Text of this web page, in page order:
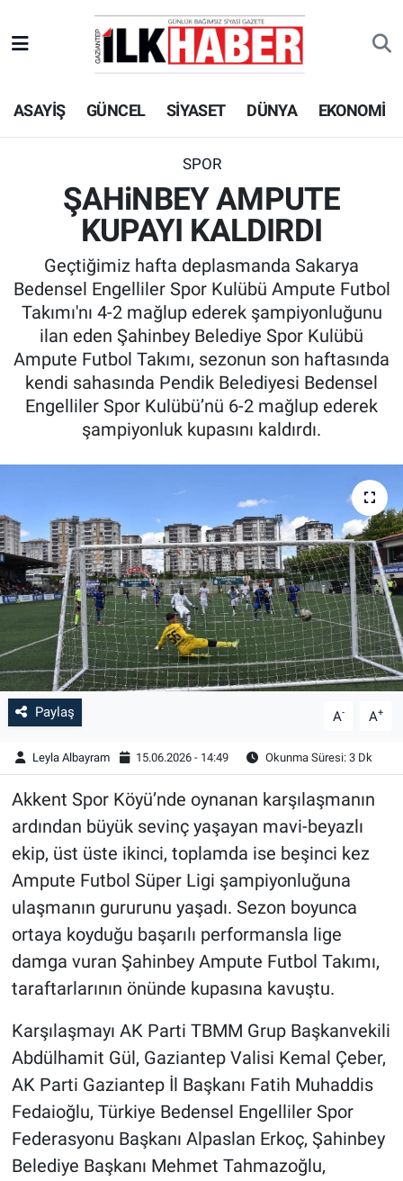
ASAYİŞ GÜNCEL SİYASET DÜNYA EKONOMİ
SPOR
ŞAHiNBEY AMPUTE
KUPAYI KALDIRDI
Geçtiğimiz hafta deplasmanda Sakarya
Bedensel Engelliler Spor Kulübü Ampute Futbol
Takımı'nı 4-2 mağlup ederek şampiyonluğunu
ilan eden Şahinbey Belediye Spor Kulübü
Ampute Futbol Takımı, sezonun son haftasında
kendi sahasında Pendik Belediyesi Bedensel
Engelliler Spor Kulübü’nü 6-2 mağlup ederek
şampiyonluk kupasını kaldırdı.
Paylaş A- A+
Leyla Albayram 15.06.2026 - 14:49 Okunma Süresi: 3 Dk
Akkent Spor Köyü’nde oynanan karşılaşmanın
ardından büyük sevinç yaşayan mavi-beyazlı
ekip, üst üste ikinci, toplamda ise beşinci kez
Ampute Futbol Süper Ligi şampiyonluğuna
ulaşmanın gururunu yaşadı. Sezon boyunca
ortaya koyduğu başarılı performansla lige
damga vuran Şahinbey Ampute Futbol Takımı,
taraftarlarının önünde kupasına kavuştu.
Karşılaşmayı AK Parti TBMM Grup Başkanvekili
Abdülhamit Gül, Gaziantep Valisi Kemal Çeber,
AK Parti Gaziantep İl Başkanı Fatih Muhaddis
Fedaioğlu, Türkiye Bedensel Engelliler Spor
Federasyonu Başkanı Alpaslan Erkoç, Şahinbey
Belediye Başkanı Mehmet Tahmazoğlu,
EKONOMİ
SİYASET
SPOR
ASAYİŞ
EĞİTİM
KÜLTÜR - SANAT
Beyoğlu Hava Durumu
Beyoğlu Trafik Yoğunluk Haritası
Süper Lig Puan Durumu ve Fikstür
Tüm Manşetler
Haber Arşivi